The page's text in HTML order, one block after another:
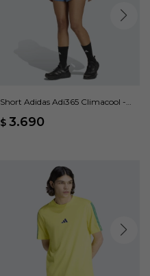
Short Adidas Adi365 Climacool -
$ 3.690